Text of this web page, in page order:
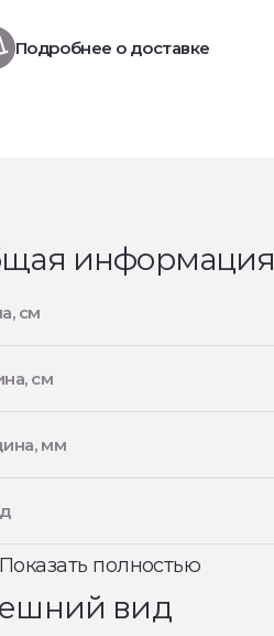
Подробнее о доставке
информация
см
см
мм
Показать полностью
вид